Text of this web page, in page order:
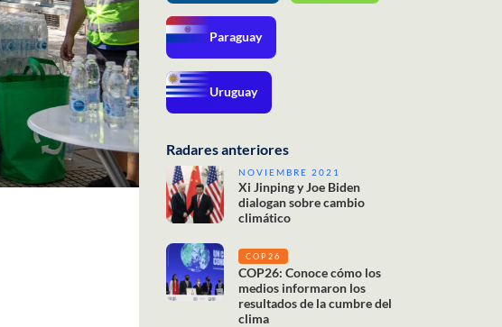
Paraguay
Uruguay
Radares anteriores
NOVIEMBRE 2021
Xi Jinping y Joe Biden
dialogan sobre cambio
climático
COP26
COP26: Conoce cómo los
medios informaron los
resultados de la cumbre del
clima